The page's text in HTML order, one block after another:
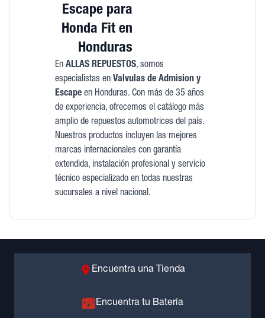
Escape para
Honda Fit en
Honduras
En ALLAS REPUESTOS, somos
especialistas en Valvulas de Admision y
Escapeen Honduras. Con más de 35 años
de experiencia, ofrecemos el catálogo más
amplio de repuestos automotrices del país.
Nuestros productos incluyen las mejores
marcas internacionales con garantía
extendida, instalación profesional y servicio
técnico especializado en todas nuestras
sucursales a nivel nacional.
Encuentra una Tienda
Encuentra tu Batería